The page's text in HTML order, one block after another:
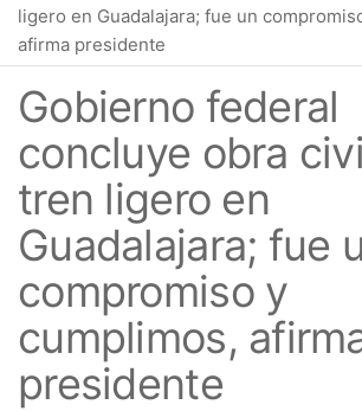
ligero en Guadalajara; fue un
afirma presidente
Gobierno federal
concluye obra
tren ligero en
Guadalajara; fue
compromiso y
cumplimos,
presidente